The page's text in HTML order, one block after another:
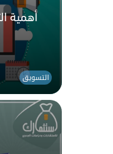
أهمية
التسويق